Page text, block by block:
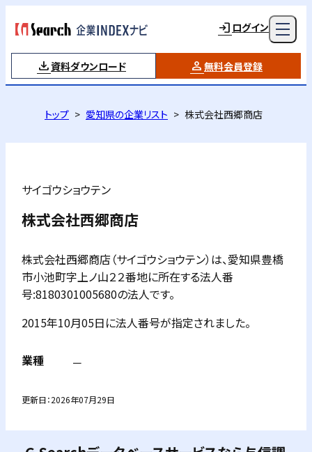
ログイン
資料ダウンロード 無料会員登録
トップ 愛知県の企業リスト 株式会社西郷商店
サイゴウショウテン
株式会社西郷商店
株式会社西郷商店（サイゴウショウテン）は、愛知県豊橋
市小池町字上ノ山２２番地に所在する法人番
号:8180301005680の法人です。
2015年10月05日に法人番号が指定されました。
業種 －
更新日：2026年07月29日